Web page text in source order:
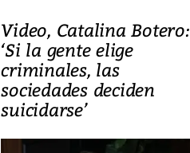
Video, Catalina Botero:
‘Si la gente elige
criminales, las
sociedades deciden
suicidarse’